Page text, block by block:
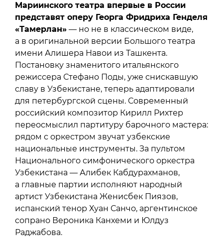
Мариинского театра впервые в России
представят оперу Георга Фридриха Генделя
«Тамерлан» — но не в классическом виде,
а в оригинальной версии Большого театра
имени Алишера Навои из Ташкента.
Постановку знаменитого итальянского
режиссера Стефано Поды, уже снискавшую
славу в Узбекистане, теперь адаптировали
для петербургской сцены. Современный
российский композитор Кирилл Рихтер
переосмыслил партитуру барочного мастера:
рядом с оркестром звучат узбекские
национальные инструменты. За пультом
Национального симфонического оркестра
Узбекистана — Алибек Кабдурахманов,
а главные партии исполняют народный
артист Узбекистана Женисбек Пиязов,
испанский тенор Хуан Санчо, аргентинское
сопрано Вероника Канхеми и Юлдуз
Раджабова.